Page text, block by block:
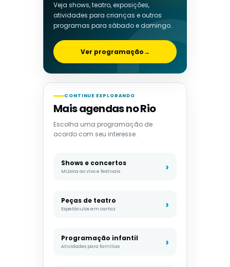
Veja shows, teatro, exposições,
atividades para crianças e outros
programas para sábado e domingo.
Ver programação→
CONTINUE EXPLORANDO
Mais agendas no Rio
Escolha uma programação de
acordo com seu interesse.
Shows e concertos
Música ao vivo e festivais
Peças de teatro
Espetáculos em cartaz
Programação infantil
Atividades para famílias